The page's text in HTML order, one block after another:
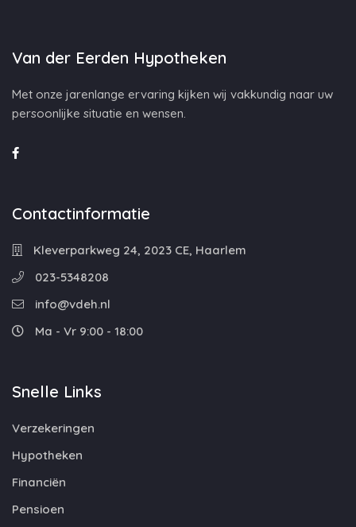
Van der Eerden Hypotheken
Met onze jarenlange ervaring kijken wij vakkundig naar uw
persoonlijke situatie en wensen.
Contactinformatie
Kleverparkweg 24, 2023 CE, Haarlem
023-5348208
info@vdeh.nl
Ma - Vr 9:00 - 18:00
Snelle Links
Verzekeringen
Hypotheken
Financiën
Pensioen